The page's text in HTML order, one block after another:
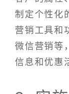
制定个性化
营销工具和
微信营销等
信息和优惠